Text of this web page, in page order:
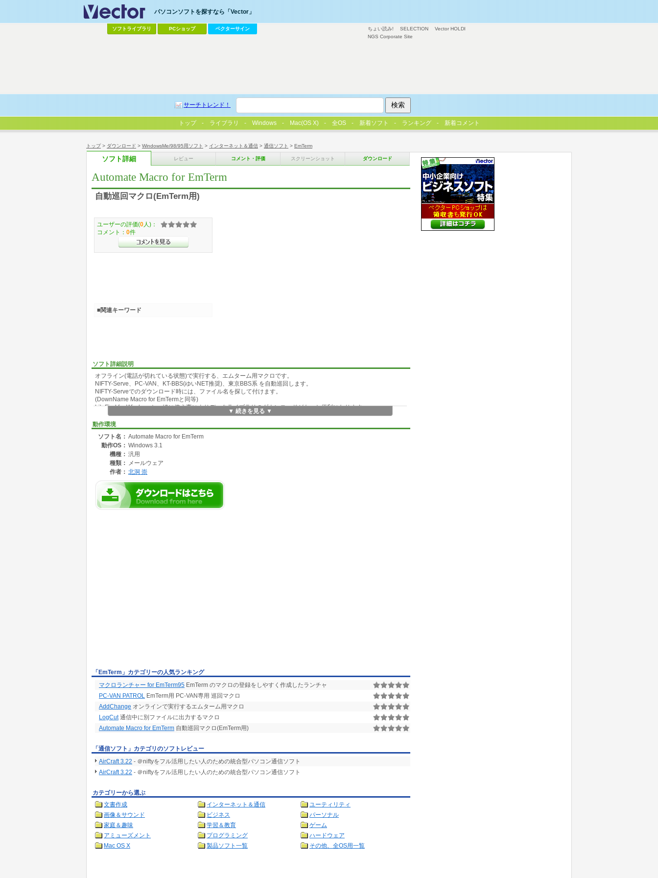
トップ> ダウンロード > WindowsMe/98/95用ソフト > インターネット＆通信 > 通信ソフト > EmTerm
ソフト詳細 レビュー コメント・評価 スクリーンショット ダウンロード
Automate Macro for EmTerm
自動巡回マクロ(EmTerm用)
ソフト詳細説明
オフライン(電話が切れている状態)で実行する、エムターム用マクロです。
NIFTY-Serve、PC-VAN、KT-BBS(ゆいNET推奨)、東京BBS系 を自動巡回します。
NIFTY-Serveでのダウンロード時には、ファイル名を探して付けます。
(DownName Macro for EmTermと同等)
Lib Find for Windowsと一緒に使う事によりデータライブラリのダウンロードがもっと便利になります。
また、送受信メールを予め指定したファイル名(ID, 日付, タイトル)で出力します(メールカット機能)。
▼ 続きを見る ▼
動作環境
ソフト名： Automate Macro for EmTerm
動作OS： Windows 3.1
機種： 汎用
種類： メールウェア
作者： 北洞 崇
ユーザーの評価(0 人)：
コメント： 0件
■関連キーワード
「EmTerm」カテゴリーの人気ランキング
マクロランチャー for EmTerm95 EmTerm のマクロの登録をしやすく作成したランチャ
PC-VAN PATROL EmTerm用 PC-VAN専用 巡回マクロ
AddChange オンラインで実行するエムターム用マクロ
LogCut通信中に別ファイルに出力するマクロ
Automate Macro for EmTerm 自動巡回マクロ(EmTerm用)
「通信ソフト」カテゴリのソフトレビュー
AirCraft 3.22 - ＠niftyをフル活用したい人のための統合型パソコン通信ソフト
AirCraft 3.22 - ＠niftyをフル活用したい人のための統合型パソコン通信ソフト
カテゴリーから選ぶ
文書作成
インターネット＆通信
ユーティリティ
画像＆サウンド
ビジネス
パーソナル
家庭＆趣味
学習＆教育
ゲーム
アミューズメント
プログラミング
ハードウェア
Mac OS X
製品ソフト一覧 その他、全OS用一覧
ちょい読み! SELECTION
Vector HOLDI
NGS Corporate Site
パソコンソフトを探すなら「Vector」
ソフトライブラリ PCショップ ベクターサイン
サーチトレンド！
トップ ライブラリ Windows Mac(OS X) 全OS 新着ソフト ランキング 新着コメント